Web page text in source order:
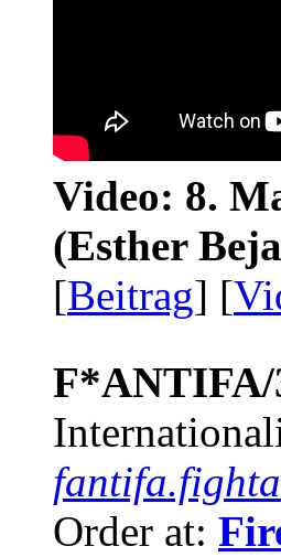
Video: 8.
(Esther
[Beitrag] [
F*ANTIFA/
Order at: